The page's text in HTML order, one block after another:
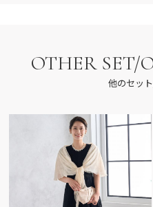
OTHER SET/
他のセッ